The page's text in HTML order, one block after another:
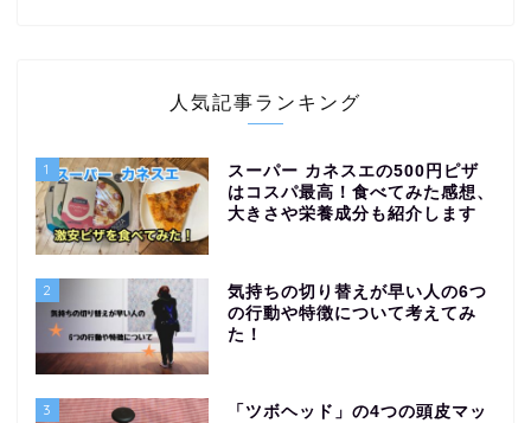
人気記事ランキング
1
スーパー カネスエの500円ピザ
はコスパ最高！食べてみた感想、
大きさや栄養成分も紹介します
2
気持ちの切り替えが早い人の6つ
の行動や特徴について考えてみ
た！
3
「ツボヘッド」の4つの頭皮マッ